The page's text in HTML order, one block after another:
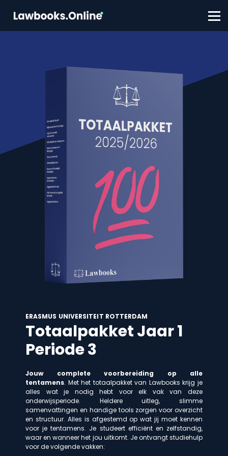
FAQ
Contact
ERASMUS UNIVERSITEIT ROTTERDAM
Totaalpakket Jaar 1
Periode 3
Jouw complete voorbereiding op alle
tentamens. Met het totaalpakket van Lawbooks krijg je
alles wat je nodig hebt voor elk vak van deze
onderwijsperiode. Heldere uitleg, slimme
samenvattingen en handige tools zorgen voor overzicht
en structuur. Alles is afgestemd op wat jij moet kennen
voor je tentamens. Je studeert efficiënt en zelfstandig,
waar en wanneer het jou uitkomt. Je ontvangt studiehulp
voor de volgende vakken: